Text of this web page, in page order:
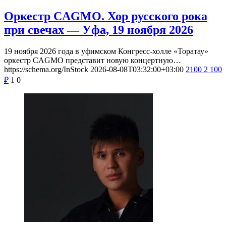
Оркестр CAGMO. Хор русского рока
при свечах — Уфа, 19 ноября 2026
19 ноября 2026 года в уфимском Конгресс-холле «Торатау»
оркестр CAGMO представит новую концертную…
https://schema.org/InStock 2026-08-08T03:32:00+03:00 2100 2 100
₽ 1 0